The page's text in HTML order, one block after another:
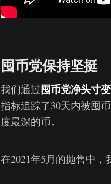
囤币党保持坚挺
我们通过囤币党净头寸
指标追踪了30天内被囤
度最深的币。
在2021年5月的抛售中，